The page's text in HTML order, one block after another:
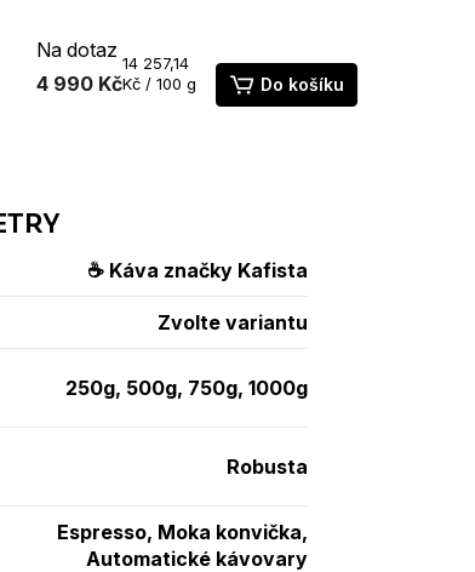
Na dotaz
4 990 Kč
Měrná
cena:
14 257,14
Kč / 100 g
Do košíku
☕ Káva značky Kafista
Zvolte variantu
250g, 500g, 750g, 1000g
Robusta
Espresso, Moka konvička,
Automatické kávovary